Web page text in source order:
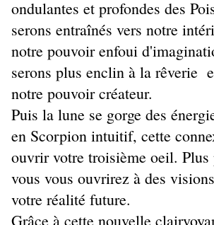
ondulantes et profondes des
serons entraînés vers notre
notre pouvoir enfoui
serons plus enclin à la rêverie
notre pouvoir créateur.
Puis la lune se gorge des
en Scorpion intuitif, cette
ouvrir votre troisième oeil. Plus
vous vous ouvrirez à des
votre réalité future.
Grâce à cette nouvelle